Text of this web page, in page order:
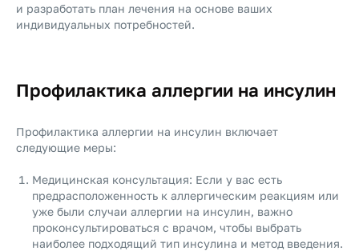
и разработать план лечения на основе ваших
индивидуальных потребностей.
Профилактика аллергии на инсулин
Профилактика аллергии на инсулин включает
следующие меры:
Медицинская консультация: Если у вас есть
предрасположенность к аллергическим реакциям или
уже были случаи аллергии на инсулин, важно
проконсультироваться с врачом, чтобы выбрать
наиболее подходящий тип инсулина и метод введения.